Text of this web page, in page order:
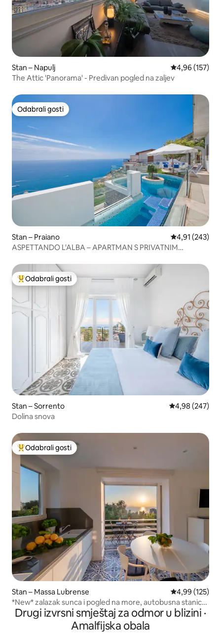
Stan – Napulj Prosječna
4,96 (157)
The Attic 'Panorama' - Predivan pogled na zaljev
Odabrali gosti
Odabrali gosti
Stan – Praiano Prosječna
4,91 (243)
ASPETTANDO L'ALBA – APARTMAN S PRIVATNIM
Među najviše rangiranima s oznakom „Odabrali gosti”
Odabrali gosti
Stan – Sorrento Prosječna
4,98 (247)
Dolina snova
Među najviše rangiranima s oznakom „Odabrali gosti”
Odabrali gosti
Stan – Massa Lubrense Prosječna
4,99 (125)
*New* zalazak sunca i pogled na more, autobusna stanica,
vrt
Drugi izvrsni smještaj za odmor u blizini ·
Amalfijska obala